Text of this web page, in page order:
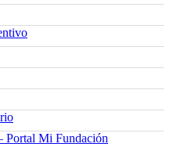
Portal Mi Fundación